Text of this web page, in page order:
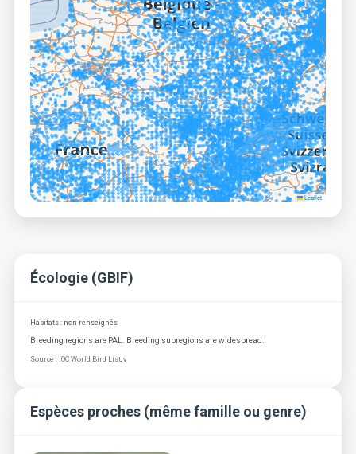
Leaflet
Écologie (GBIF)
Habitats : non renseignés
Breeding regions are PAL. Breeding subregions are widespread.
Source : IOC World Bird List, v
Espèces proches (même famille ou genre)